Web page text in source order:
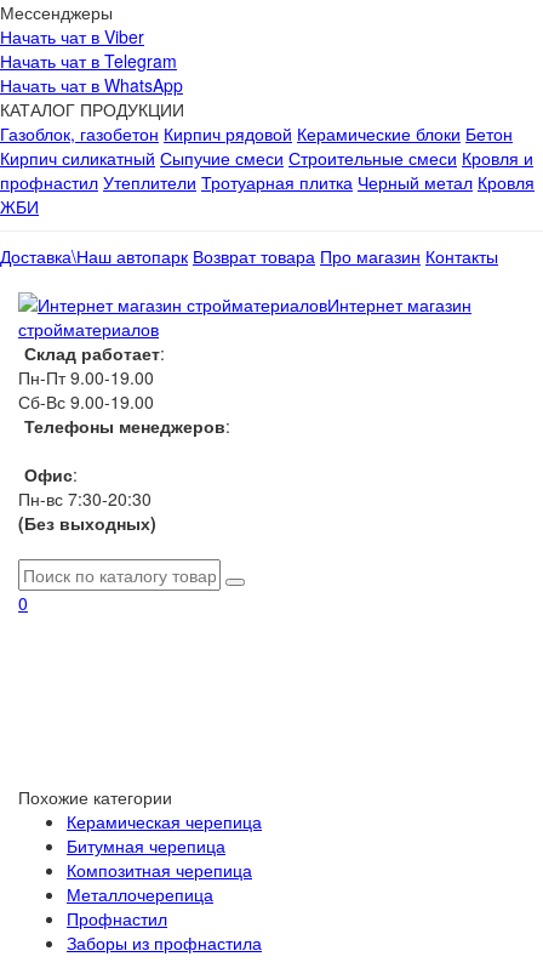
Мессенджеры
Начать чат в Viber
Начать чат в Telegram
Начать чат в WhatsApp
КАТАЛОГ ПРОДУКЦИИ
Газоблок, газобетон Кирпич рядовой Керамические блоки Бетон
Кирпич силикатный Сыпучие смеси Строительные смеси Кровля и
профнастил Утеплители Тротуарная плитка Черный метал Кровля
ЖБИ
Доставка\Наш автопарк Возврат товара Про магазин Контакты
Интернет магазин
стройматериалов
Склад работает:
Пн-Пт 9.00-19.00
Сб-Вс 9.00-19.00
Телефоны менеджеров:
Офис:
Пн-вс 7:30-20:30
(Без выходных)
0
Похожие категории
Керамическая черепица
Битумная черепица
Композитная черепица
Металлочерепица
Профнастил
Заборы из профнастила